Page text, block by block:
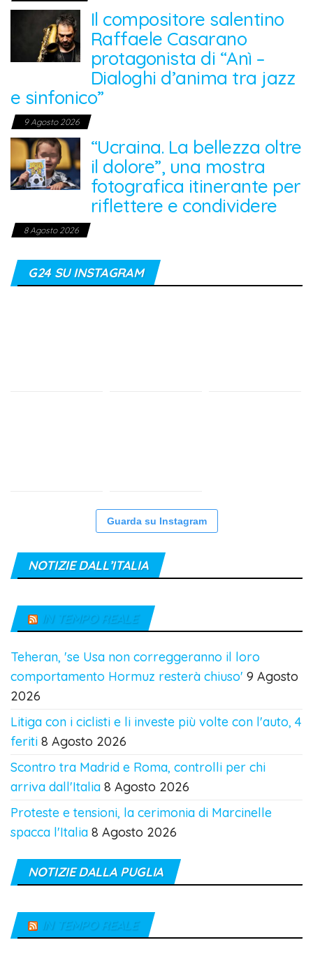
Il compositore salentino
Raffaele Casarano
protagonista di “Anì –
Dialoghi d’anima tra jazz
e sinfonico”
9 Agosto 2026
“Ucraina. La bellezza oltre
il dolore”, una mostra
fotografica itinerante per
riflettere e condividere
8 Agosto 2026
G24 SU INSTAGRAM
Guarda su Instagram
NOTIZIE DALL’ITALIA
IN TEMPO REALE
Teheran, 'se Usa non correggeranno il loro
comportamento Hormuz resterà chiuso' 9 Agosto
2026
Litiga con i ciclisti e li investe più volte con l'auto, 4
feriti 8 Agosto 2026
Scontro tra Madrid e Roma, controlli per chi
arriva dall'Italia 8 Agosto 2026
Proteste e tensioni, la cerimonia di Marcinelle
spacca l'Italia 8 Agosto 2026
NOTIZIE DALLA PUGLIA
IN TEMPO REALE